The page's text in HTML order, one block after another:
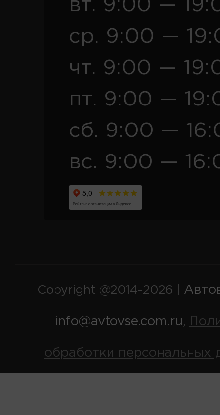
вт. 9:00 —
ср. 9:00 —
чт. 9:00 —
пт. 9:00 —
сб. 9:00 —
вс. 9:00 —
Copyright @2014-2026 |
info@avtovse.com.ru,
обработки персональных